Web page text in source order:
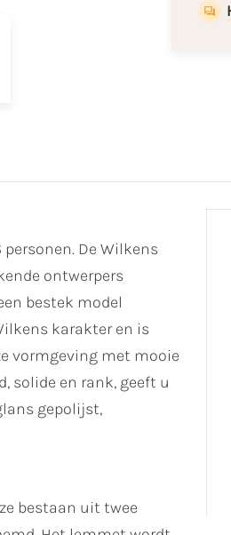
De Wilkens
ontwerpers
bestek model
karakter en is
vormgeving met mooie
solide en rank, geeft u
gepolijst,
bestaan uit twee